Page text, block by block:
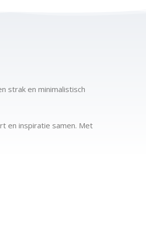
strak en minimalistisch
en inspiratie samen. Met